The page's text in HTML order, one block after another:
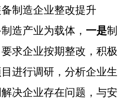
制造企业整改提升
造产业为载体， 一是制
求企业按期整改，积极
进行调研，分析企业生
决企业存在问题，与安